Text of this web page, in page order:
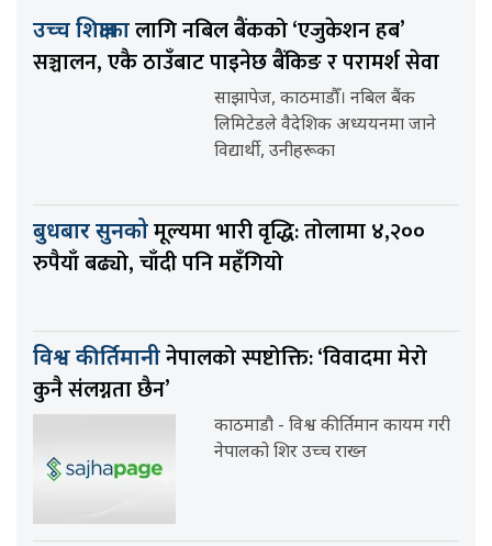
उच्च शिक्षाकालागि नबिल बैंकको ‘एजुकेशन हब’
सञ्चालन, एकै ठाउँबाट पाइनेछ बैंकिङ र परामर्श सेवा
साझापेज, काठमाडौँ। नबिल बैंक
लिमिटेडले वैदेशिक अध्ययनमा जाने
विद्यार्थी, उनीहरूका
बुधबार सुनकोमूल्यमा भारी वृद्धि: तोलामा ४,२००
रुपैयाँ बढ्यो, चाँदी पनि महँगियो
विश्व कीर्तिमानीनेपालको स्पष्टोक्ति: ‘विवादमा मेरो
कुनै संलग्नता छैन’
काठमाडौ - विश्व कीर्तिमान कायम गरी
नेपालको शिर उच्च राख्न